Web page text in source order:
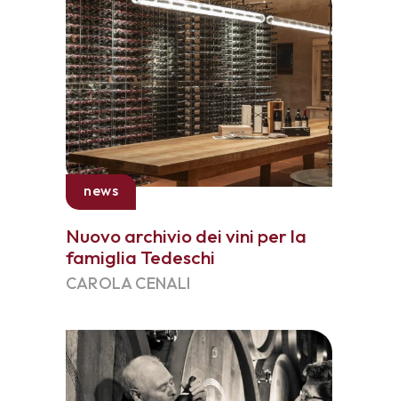
news
Nuovo archivio dei vini per la
famiglia Tedeschi
CAROLA CENALI